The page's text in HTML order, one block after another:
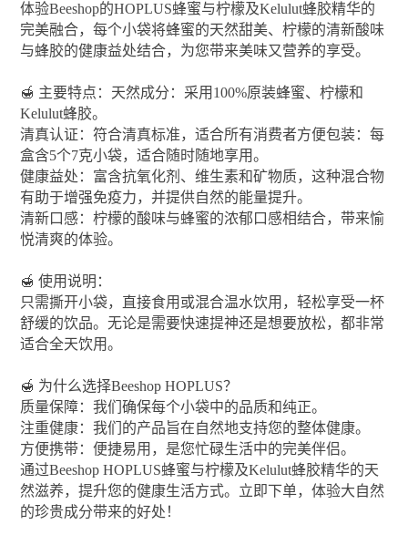
体验Beeshop的HOPLUS蜂蜜与柠檬及Kelulut蜂胶精华的
完美融合，每个小袋将蜂蜜的天然甜美、柠檬的清新酸味
与蜂胶的健康益处结合，为您带来美味又营养的享受。
🍯 主要特点：天然成分：采用100%原装蜂蜜、柠檬和
Kelulut蜂胶。
清真认证：符合清真标准，适合所有消费者方便包装：每
盒含5个7克小袋，适合随时随地享用。
健康益处：富含抗氧化剂、维生素和矿物质，这种混合物
有助于增强免疫力，并提供自然的能量提升。
清新口感：柠檬的酸味与蜂蜜的浓郁口感相结合，带来愉
悦清爽的体验。
🍯 使用说明：
只需撕开小袋，直接食用或混合温水饮用，轻松享受一杯
舒缓的饮品。无论是需要快速提神还是想要放松，都非常
适合全天饮用。
🍯 为什么选择Beeshop HOPLUS？
质量保障：我们确保每个小袋中的品质和纯正。
注重健康：我们的产品旨在自然地支持您的整体健康。
方便携带：便捷易用，是您忙碌生活中的完美伴侣。
通过Beeshop HOPLUS蜂蜜与柠檬及Kelulut蜂胶精华的天
然滋养，提升您的健康生活方式。立即下单，体验大自然
的珍贵成分带来的好处！